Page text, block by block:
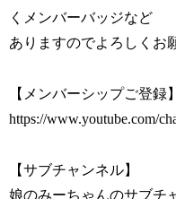
くメンバーバッジなど
ありますのでよろしくお
【メンバーシップご登録
https://www.youtube.com/
【サブチャンネル】
娘のみーちゃんのサブチ